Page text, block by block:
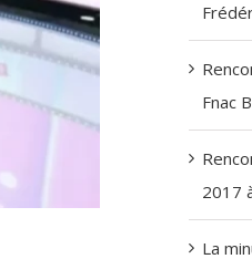
Fnac
2017
La